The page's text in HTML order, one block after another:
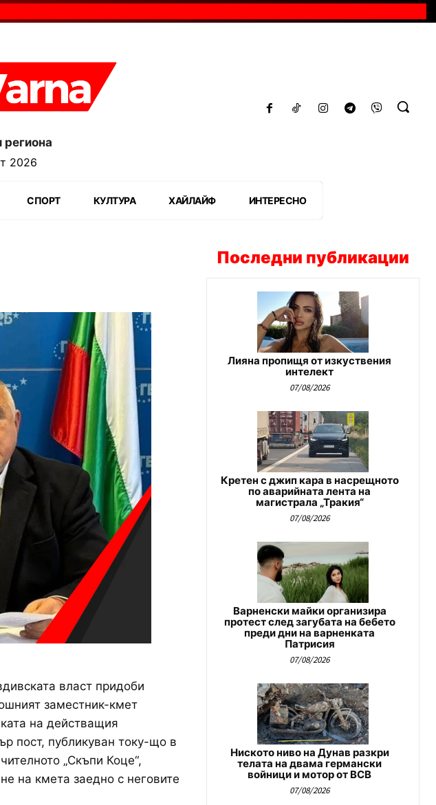
региона
2026
СПОРТ КУЛТУРА ХАЙЛАЙФ ИНТЕРЕСНО
власт придоби
заместник-кмет
на действащия
пост, публикуван току-що в
„Скъпи Коце“,
на кмета заедно с неговите
Последни публикации
Лияна пропищя от изкуствения
интелект
07/08/2026
Кретен с джип кара в насрещното
по аварийната лента на
магистрала „Тракия“
07/08/2026
Варненски майки организира
протест след загубата на бебето
преди дни на варненката
Патрисия
07/08/2026
Ниското ниво на Дунав разкри
телата на двама германски
войници и мотор от ВСВ
07/08/2026